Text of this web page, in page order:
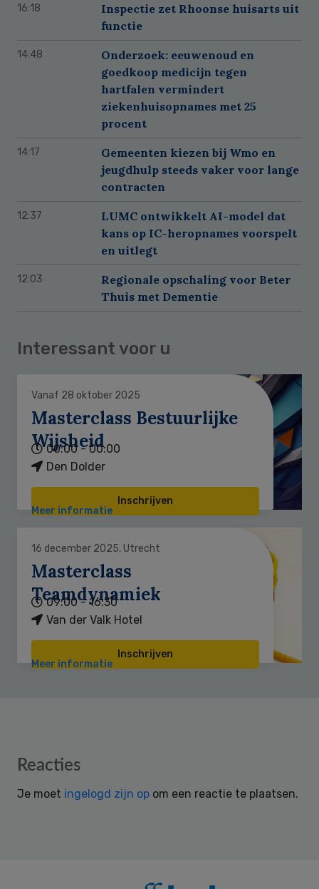
16:18
Inspectie zet Rhoonse huisarts uit
functie
14:48
Onderzoek: eeuwenoud en
goedkoop medicijn tegen
hartfalen vermindert
ziekenhuisopnames met 25
procent
14:17
Gemeenten kiezen bij Wmo en
jeugdhulp steeds vaker voor lange
contracten
12:37
LUMC ontwikkelt AI-model dat
kans op IC-heropnames voorspelt
en uitlegt
12:03
Regionale opschaling voor Beter
Thuis met Dementie
Interessant voor u
Vanaf 28 oktober 2025
Masterclass Bestuurlijke
Wijsheid
00:00 - 00:00
Den Dolder
Inschrijven
Meer informatie
16 december 2025, Utrecht
Masterclass
Teamdynamiek
09:00 - 16:30
Van der Valk Hotel
Inschrijven
Meer informatie
Reader
Reacties
Je moet ingelogd zijn op om een reactie te plaatsen.